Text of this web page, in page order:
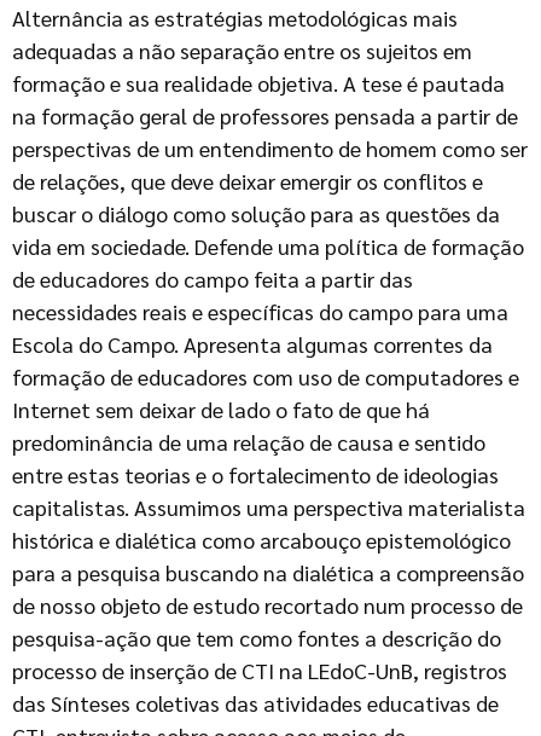
Alternância as estratégias metodológicas mais
adequadas a não separação entre os sujeitos em
formação e sua realidade objetiva. A tese é pautada
na formação geral de professores pensada a partir de
perspectivas de um entendimento de homem como ser
de relações, que deve deixar emergir os conflitos e
buscar o diálogo como solução para as questões da
vida em sociedade. Defende uma política de formação
de educadores do campo feita a partir das
necessidades reais e específicas do campo para uma
Escola do Campo. Apresenta algumas correntes da
formação de educadores com uso de computadores e
Internet sem deixar de lado o fato de que há
predominância de uma relação de causa e sentido
entre estas teorias e o fortalecimento de ideologias
capitalistas. Assumimos uma perspectiva materialista
histórica e dialética como arcabouço epistemológico
para a pesquisa buscando na dialética a compreensão
de nosso objeto de estudo recortado num processo de
pesquisa-ação que tem como fontes a descrição do
processo de inserção de CTI na LEdoC-UnB, registros
das Sínteses coletivas das atividades educativas de